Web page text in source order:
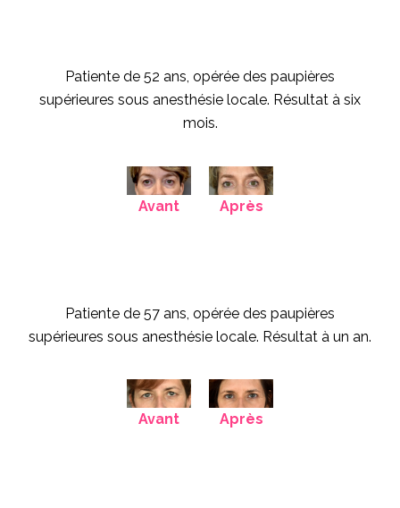
Patiente de 52 ans, opérée des paupières
supérieures sous anesthésie locale. Résultat à six
mois.
Avant Après
Patiente de 57 ans, opérée des paupières
supérieures sous anesthésie locale. Résultat à un an.
Avant Après